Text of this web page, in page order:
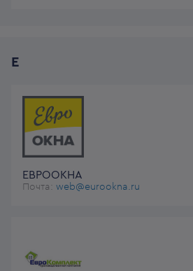
Е
ЕВРООКНА
Почта: web@eurookna.ru